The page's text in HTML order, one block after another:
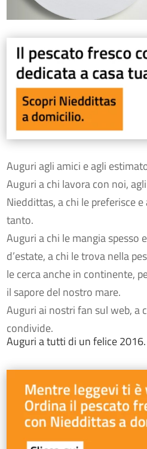
Auguri agli amici e agli
Auguri a chi lavora con noi,
Nieddittas, a chi le preferisce
tanto.
Auguri a chi le mangia spesso
d’estate, a chi le trova nella
le cerca anche in continente,
il sapore del nostro mare.
Auguri ai nostri fan sul web, a
condivide.
Auguri a tutti di un felice 2016.